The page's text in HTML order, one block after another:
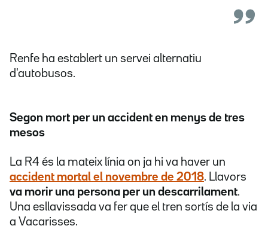
Renfe ha establert un servei alternatiu
d'autobusos.
Segon mort per un accident en menys de tres
mesos
La R4 és la mateix línia on ja hi va haver un
accident mortal el novembre de 2018. Llavors
va morir una persona per un descarrilament.
Una esllavissada va fer que el tren sortís de la via
a Vacarisses.